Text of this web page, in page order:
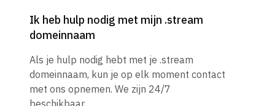
Ik heb hulp nodig met mijn .stream
domeinnaam
Als je hulp nodig hebt met je .stream
domeinnaam, kun je op elk moment contact
met ons opnemen. We zijn 24/7